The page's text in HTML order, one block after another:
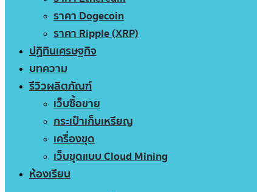
ราคา Dogecoin
ราคา Ripple (XRP)
ปฏิทินเศรษฐกิจ
บทความ
รีวิวผลิตภัณฑ์
เว็บซื้อขาย
กระเป๋าเก็บเหรียญ
เครื่องขุด
เว็บขุดแบบ Cloud Mining
ห้องเรียน